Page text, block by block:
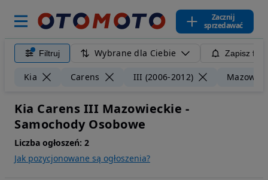
Zacznij
sprzedawać
Filtruj Wybrane dla Ciebie Zapisz
Kia Carens III (2006-2012)
Kia Carens III Mazowieckie -
Samochody Osobowe
Liczba ogłoszeń: 2
Jak pozycjonowane są ogłoszenia?